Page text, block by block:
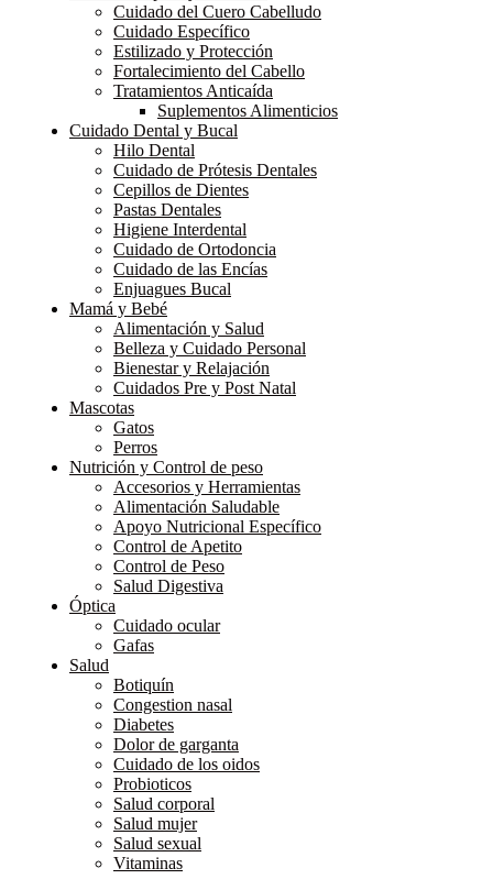
Cuidado del Cuero Cabelludo
Cuidado Específico
Estilizado y Protección
Fortalecimiento del Cabello
Tratamientos Anticaída
Suplementos Alimenticios
Cuidado Dental y Bucal
Hilo Dental
Cuidado de Prótesis Dentales
Cepillos de Dientes
Pastas Dentales
Higiene Interdental
Cuidado de Ortodoncia
Cuidado de las Encías
Enjuagues Bucal
Mamá y Bebé
Alimentación y Salud
Belleza y Cuidado Personal
Bienestar y Relajación
Cuidados Pre y Post Natal
Mascotas
Gatos
Perros
Nutrición y Control de peso
Accesorios y Herramientas
Alimentación Saludable
Apoyo Nutricional Específico
Control de Apetito
Control de Peso
Salud Digestiva
Óptica
Cuidado ocular
Gafas
Salud
Botiquín
Congestion nasal
Diabetes
Dolor de garganta
Cuidado de los oidos
Probioticos
Salud corporal
Salud mujer
Salud sexual
Vitaminas